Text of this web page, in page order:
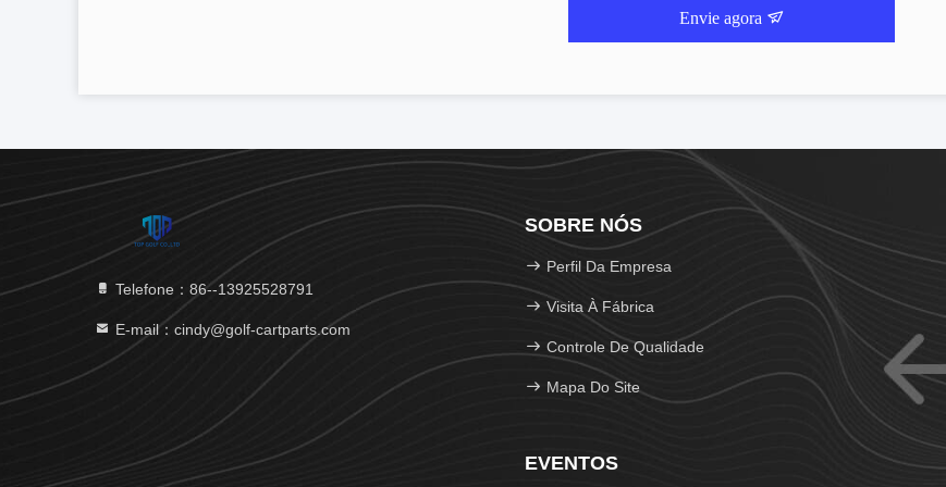
Envie agora
Telefone：86--13925528791
E-mail：cindy@golf-cartparts.com
SOBRE NÓS
Perfil Da Empresa
Visita À Fábrica
Controle De Qualidade
Mapa Do Site
EVENTOS